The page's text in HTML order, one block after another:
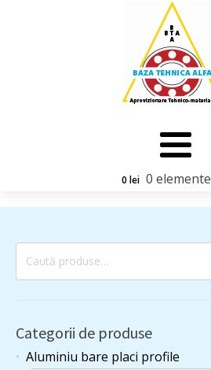
0 lei 0 elemente
Caută
Categorii de produse
Aluminiu bare placi profile